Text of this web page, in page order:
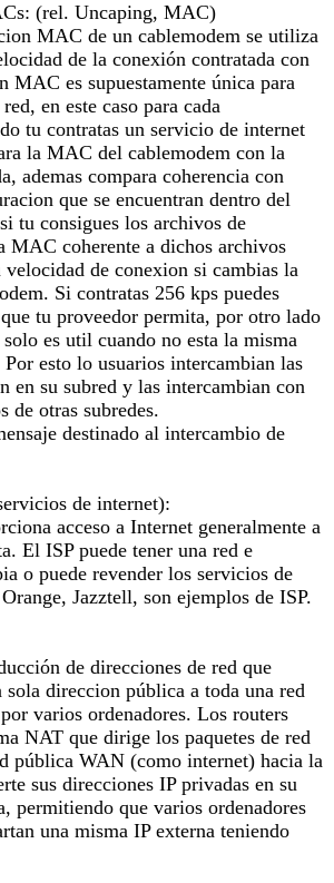
(rel. Uncaping, MAC)
MAC de un cablemodem se utiliza
de la conexión contratada con
MAC es supuestamente única para
en este caso para cada
tu contratas un servicio de internet
la MAC del cablemodem con la
ademas compara coherencia con
que se encuentran dentro del
tu consigues los archivos de
MAC coherente a dichos archivos
velocidad de conexion si cambias la
Si contratas 256 kps puedes
tu proveedor permita, por otro lado
es util cuando no esta la misma
esto lo usuarios intercambian las
en su subred y las intercambian con
de otras subredes.
destinado al intercambio de
de internet):
acceso a Internet generalmente a
El ISP puede tener una red e
o puede revender los servicios de
Jazztell, son ejemplos de ISP.
de direcciones de red que
direccion pública a toda una red
varios ordenadores. Los routers
NAT que dirige los paquetes de red
pública WAN (como internet) hacia la
sus direcciones IP privadas en su
permitiendo que varios ordenadores
una misma IP externa teniendo